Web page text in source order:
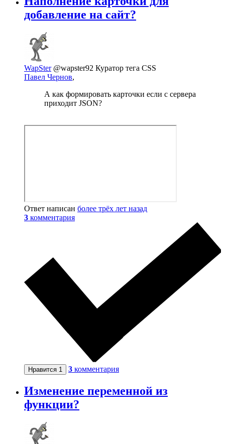
добавление на сайт?
WapSter @wapster92 Куратор тега CSS
Павел Чернов,
А как формировать карточки если с сервера
приходит JSON?
Ответ написан более трёх лет назад
3 комментария
Нравится 1 3 комментария
Изменение переменной из
функции?